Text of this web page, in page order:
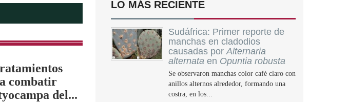
combatir
del...
LO MÁS RECIENTE
Sudáfrica: Primer reporte de
manchas en cladodios
causadas porAlternaria
alternata en Opuntia robusta
Se observaron manchas color café claro con
anillos alternos alrededor, formando una
costra, en los...